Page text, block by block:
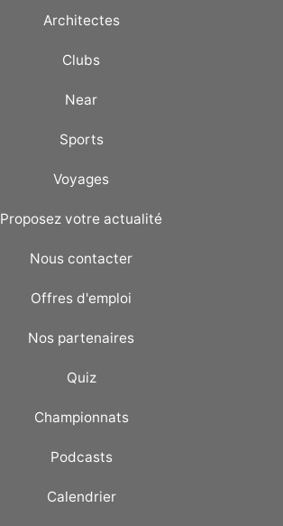
Architectes
Clubs
Near
Sports
Voyages
Proposez votre actualité
Nous contacter
Offres d'emploi
Nos partenaires
Quiz
Championnats
Podcasts
Calendrier